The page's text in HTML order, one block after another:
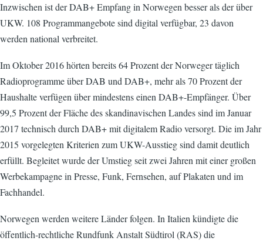
Inzwischen ist der DAB+ Empfang in Norwegen besser als der über
UKW. 108 Programmangebote sind digital verfügbar, 23 davon
werden national verbreitet.
Im Oktober 2016 hörten bereits 64 Prozent der Norweger täglich
Radioprogramme über DAB und DAB+, mehr als 70 Prozent der
Haushalte verfügen über mindestens einen DAB+-Empfänger. Über
99,5 Prozent der Fläche des skandinavischen Landes sind im Januar
2017 technisch durch DAB+ mit digitalem Radio versorgt. Die im Jahr
2015 vorgelegten Kriterien zum UKW-Ausstieg sind damit deutlich
erfüllt. Begleitet wurde der Umstieg seit zwei Jahren mit einer großen
Werbekampagne in Presse, Funk, Fernsehen, auf Plakaten und im
Fachhandel.
Norwegen werden weitere Länder folgen. In Italien kündigte die
öffentlich-rechtliche Rundfunk Anstalt Südtirol (RAS) die